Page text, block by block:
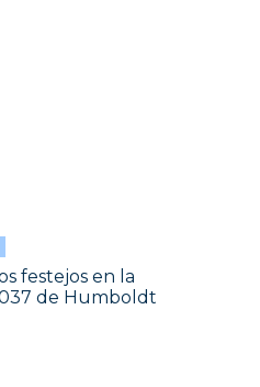
festejos en la
de Humboldt